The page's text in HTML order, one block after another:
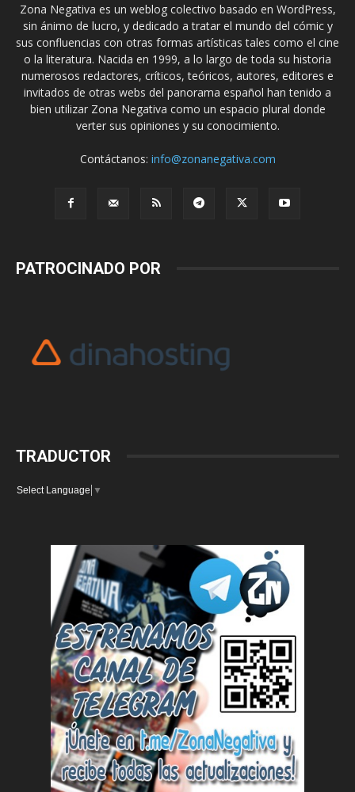
Zona Negativa es un weblog colectivo basado en WordPress,
sin ánimo de lucro, y dedicado a tratar el mundo del cómic y
sus confluencias con otras formas artísticas tales como el cine
o la literatura. Nacida en 1999, a lo largo de toda su historia
numerosos redactores, críticos, teóricos, autores, editores e
invitados de otras webs del panorama español han tenido a
bien utilizar Zona Negativa como un espacio plural donde
verter sus opiniones y su conocimiento.
Contáctanos: info@zonanegativa.com
PATROCINADO POR
TRADUCTOR
Select Language ▼